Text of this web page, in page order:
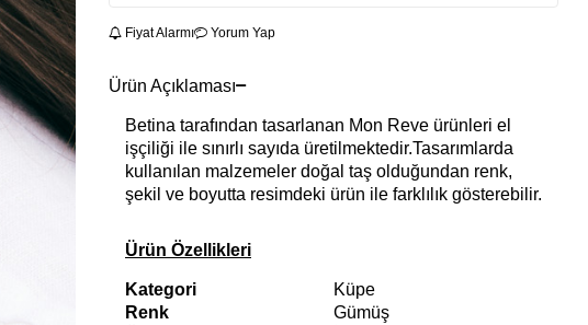
Fiyat Alarmı Yorum Yap
Ürün Açıklaması
Betina tarafından tasarlanan Mon Reve ürünleri el
işçiliği ile sınırlı sayıda üretilmektedir.Tasarımlarda
kullanılan malzemeler doğal taş olduğundan renk,
şekil ve boyutta resimdeki ürün ile farklılık gösterebilir.
Ürün Özellikleri
Kategori
Küpe
Renk
Gümüş